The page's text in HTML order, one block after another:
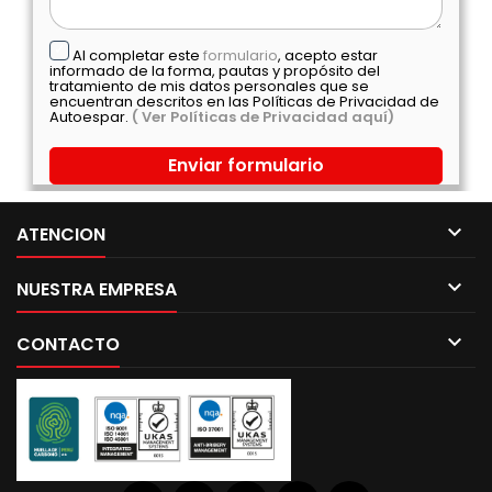
Al completar este formulario, acepto estar
informado de la forma, pautas y propósito del
tratamiento de mis datos personales que se
encuentran descritos en las Políticas de Privacidad de
Autoespar. ( Ver Políticas de Privacidad aquí)
ATENCION 
NUESTRA EMPRESA 
CONTACTO 